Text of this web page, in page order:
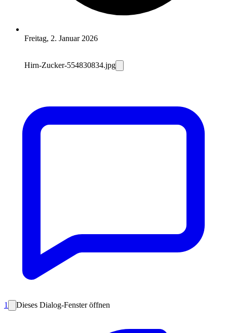
Freitag, 2. Januar 2026
Hirn-Zucker-554830834.jpg
1 Dieses Dialog-Fenster öffnen